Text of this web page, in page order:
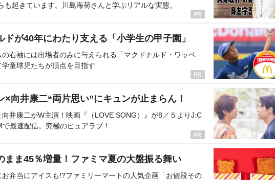
も起きています。川島海荷さんと学ぶリアルな実態。
ドが40年にわたり支える「小学生の甲子園」
の右袖には出場者のみに与えられる「マクドナルド・ワッペ
学童球児たちが頂点を目指す
×向井康二“両片思い”にキュンが止まらん！
井康二がW主演！映画『（LOVE SONG）』が8／５よりJ:C
最速配信。究極のピュアラブ！
まま45％増量！ファミマ夏の大盤振る舞い
お弁当にアイスも!?ファミリーマートの人気企画「お値段その